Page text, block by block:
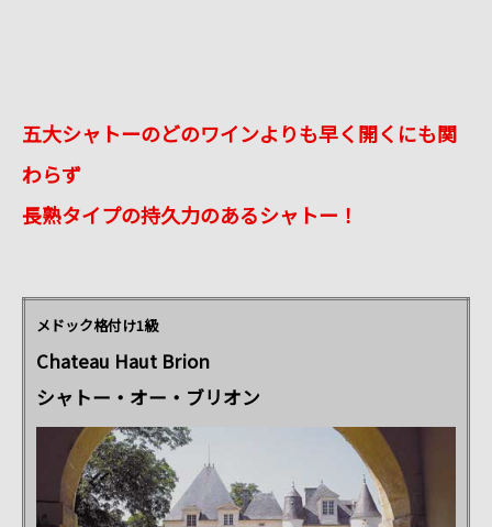
五大シャトーのどのワインよりも早く開くにも関
わらず
長熟タイプの持久力のあるシャトー！
メドック格付け1級
Chateau Haut Brion
シャトー・オー・ブリオン